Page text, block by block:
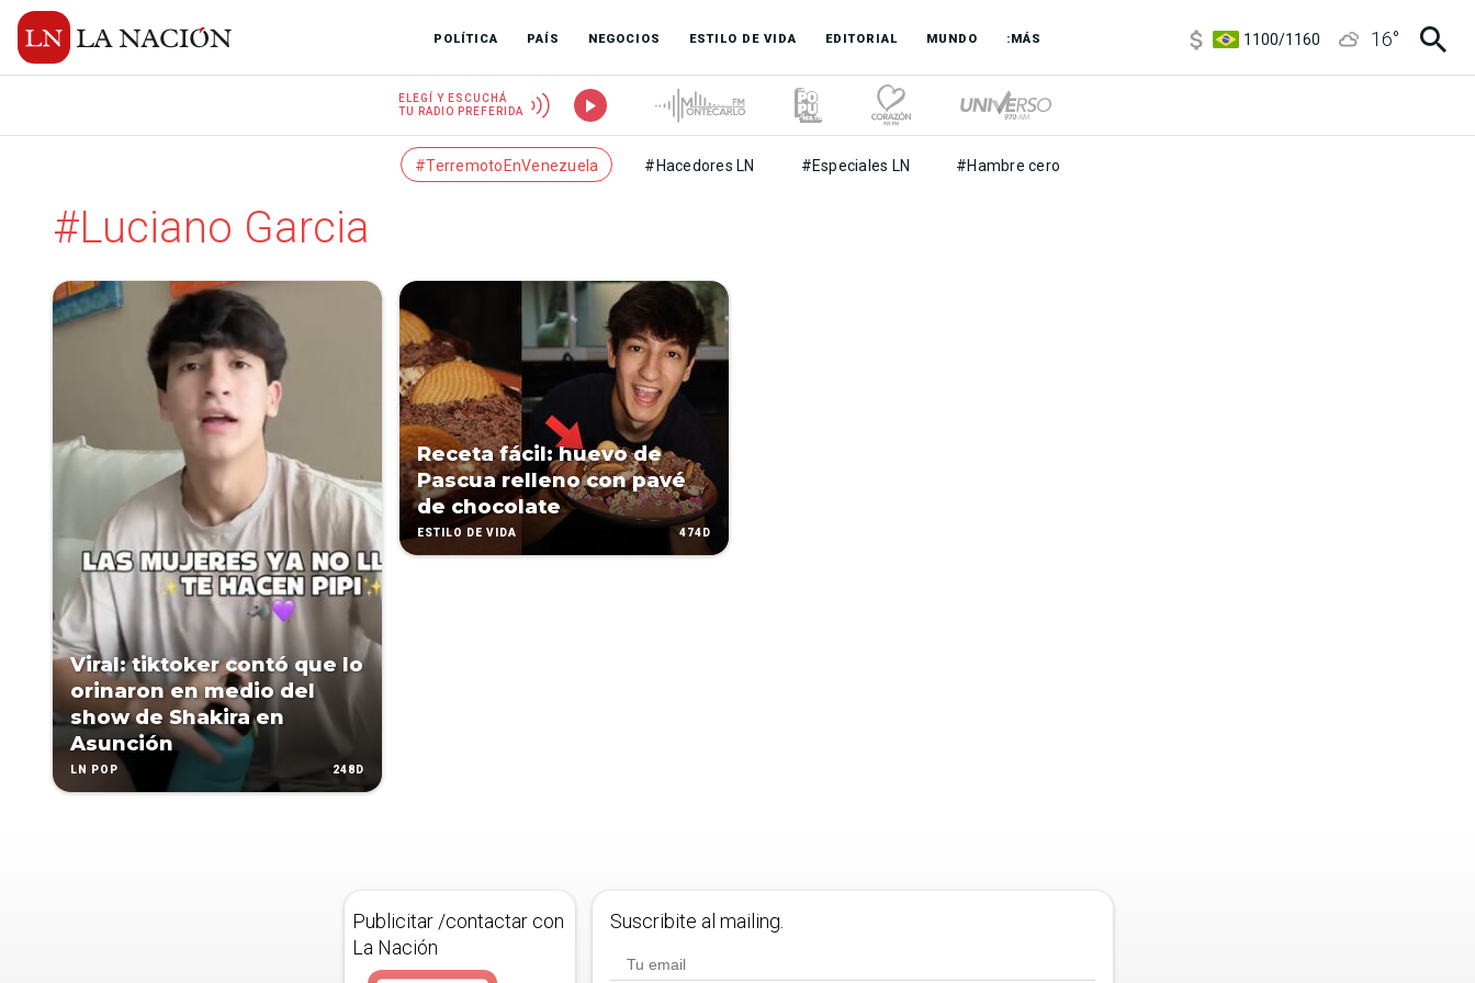
POLÍTICA PAÍS NEGOCIOS ESTILO DE VIDA EDITORIAL MUNDO :MÁS
1100/1160
16°
ELEGÍ Y ESCUCHÁ
TU RADIO PREFERIDA
#TerremotoEnVenezuela #Hacedores LN #Especiales LN #Hambre cero
#Luciano Garcia
Viral: tiktoker contó que lo
orinaron en medio del
show de Shakira en
Asunción
LN POP 248D
Receta fácil: huevo de
Pascua relleno con pavé
de chocolate
ESTILO DE VIDA 474D
Publicitar /contactar con
La Nación
Suscribite al mailing.